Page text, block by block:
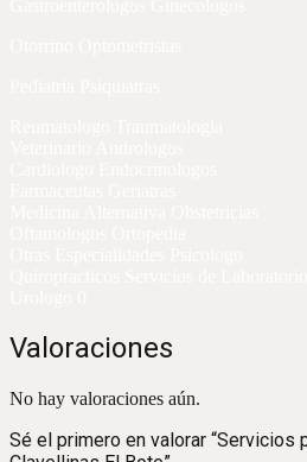
Valoraciones
No hay valoraciones aún.
Sé el primero en valorar “Servicios